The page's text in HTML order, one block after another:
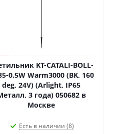
KT-CATALI-BOLL-
0.5W Warm3000 (BK, 160
deg, 24V) (Arlight, IP65
3 года) 050682 в
Москве
Есть в наличии (8)